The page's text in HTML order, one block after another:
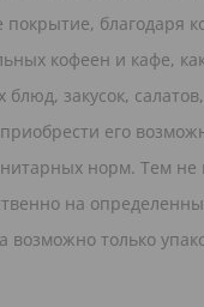
благодаря
кофеен и кафе,
блюд, закусок,
его
норм. Тем не
на
только